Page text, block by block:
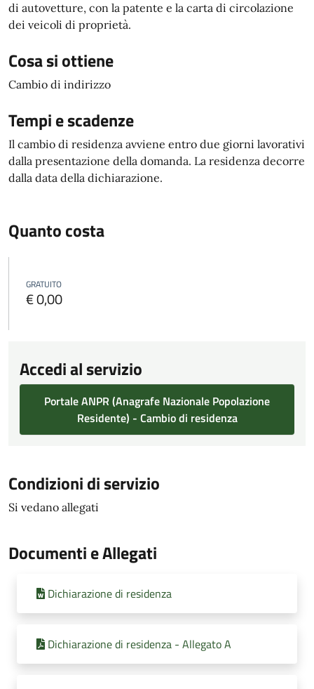
di autovetture, con la patente e la carta di circolazione
dei veicoli di proprietà.
Cosa si ottiene
Cambio di indirizzo
Tempi e scadenze
Il cambio di residenza avviene entro due giorni lavorativi
dalla presentazione della domanda. La residenza decorre
dalla data della dichiarazione.
Quanto costa
GRATUITO
€ 0,00
Accedi al servizio
Portale ANPR (Anagrafe Nazionale Popolazione
Residente) - Cambio di residenza
Condizioni di servizio
Si vedano allegati
Documenti e Allegati
Dichiarazione di residenza
Dichiarazione di residenza - Allegato A